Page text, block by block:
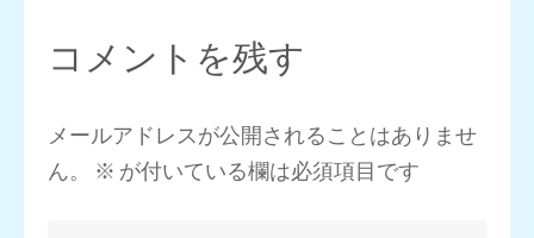
コメントを残す
メールアドレスが公開されることはありませ
ん。
※ が付いている欄は必須項目です